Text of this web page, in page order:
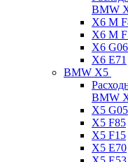
BMW
X6 M
X6 M
X6 G06
X6 E71
BMW X5
BMW
X5 G05
X5 F85
X5 F15
X5 E70